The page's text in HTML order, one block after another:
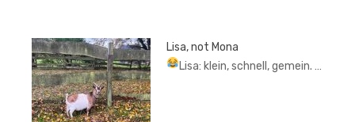
Lisa, not Mona
Lisa: klein, schnell, gemein. …